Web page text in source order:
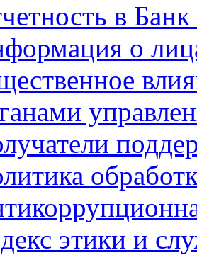
в
о
этики и